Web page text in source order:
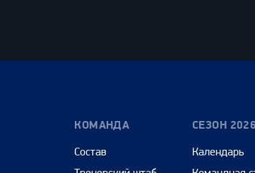
КОМАНДА
Состав
СЕЗОН
Календарь